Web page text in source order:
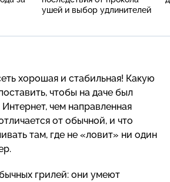
ушей и выбор удлинителей
хорошая и стабильная! Какую
чтобы на даче был
чем направленная
от обычной, и что
там, где не «ловит» ни один
грилей: они умеют